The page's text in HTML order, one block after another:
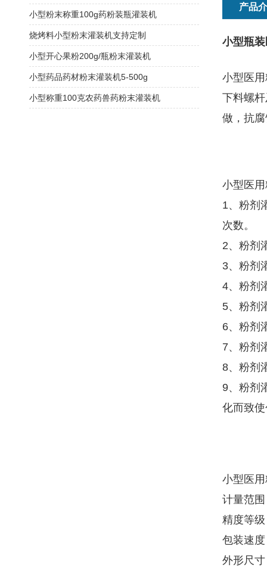
产品
小型瓶
小型医
下料螺
做，抗
小型医
1、粉剂
次数。
2、粉剂
3、粉剂
4、粉剂
5、粉剂
6、粉剂
7、粉剂
8、粉剂
9、粉剂
化而致
小型医
计量范
精度等
包装速
外形尺
小型粉末称重100g药粉装瓶灌装机
烧烤料小型粉末灌装机支持定制
小型开心果粉200g/瓶粉末灌装机
小型药品药材粉末灌装机5-500g
小型称重100克农药兽药粉末灌装机